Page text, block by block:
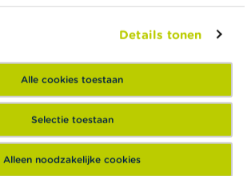
Details tonen
Alle cookies toestaan
Selectie toestaan
Alleen noodzakelijke cookies
van leidinggevenden